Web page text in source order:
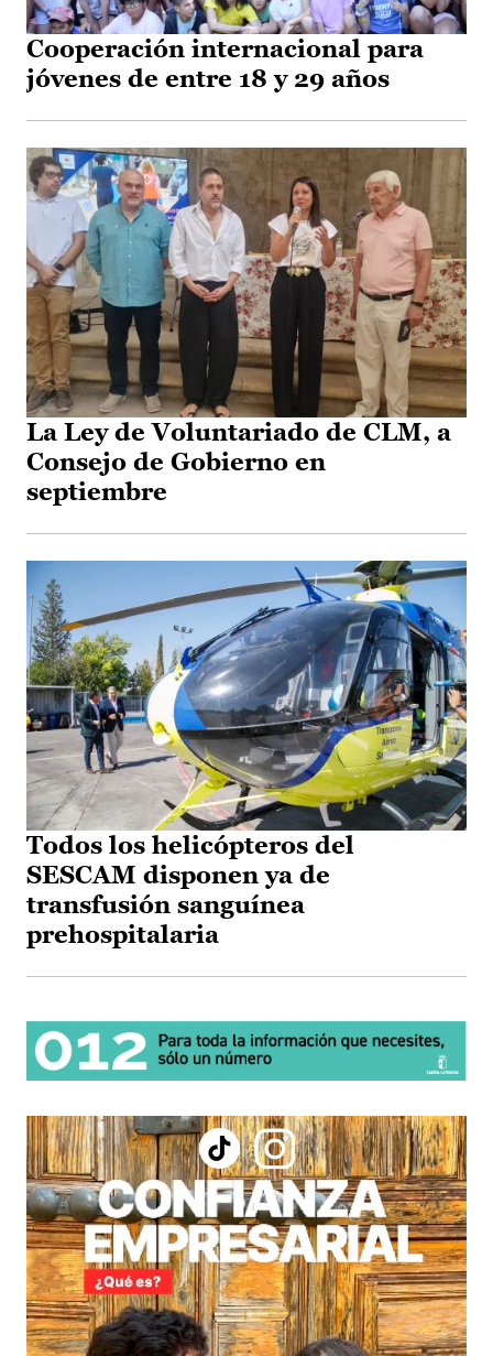
Cooperación internacional para
jóvenes de entre 18 y 29 años
La Ley de Voluntariado de CLM, a
Consejo de Gobierno en
septiembre
Todos los helicópteros del
SESCAM disponen ya de
transfusión sanguínea
prehospitalaria